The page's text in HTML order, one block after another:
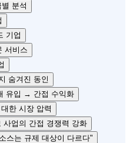
분석
기업
서비스
숨겨진 동인
유입 → 간접 수익화
한 시장 압력
사업의 간접 경쟁력 강화
스는 규제 대상이 다르다"